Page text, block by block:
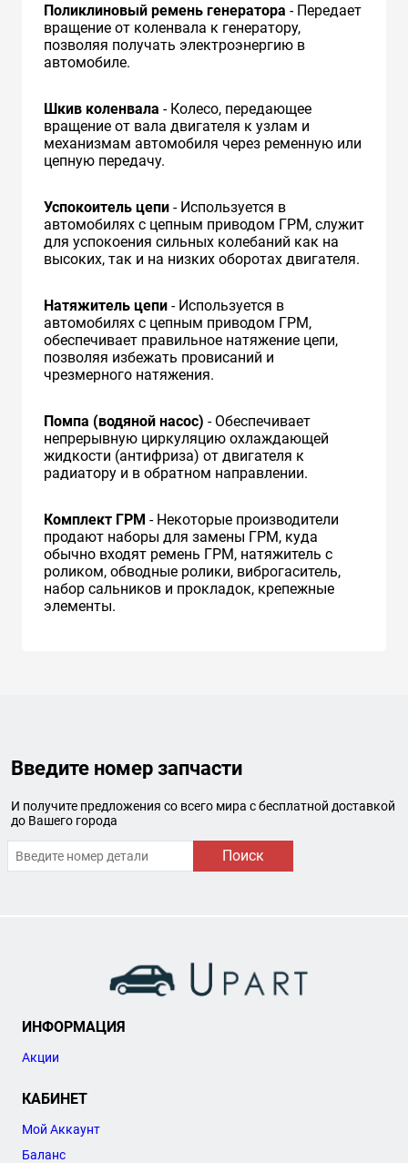
Поликлиновый ремень генератора - Передает
вращение от коленвала к генератору,
позволяя получать электроэнергию в
автомобиле.
Шкив коленвала - Колесо, передающее
вращение от вала двигателя к узлам и
механизмам автомобиля через ременную или
цепную передачу.
Успокоитель цепи - Используется в
автомобилях с цепным приводом ГРМ, служит
для успокоения сильных колебаний как на
высоких, так и на низких оборотах двигателя.
Натяжитель цепи - Используется в
автомобилях с цепным приводом ГРМ,
обеспечивает правильное натяжение цепи,
позволяя избежать провисаний и
чрезмерного натяжения.
Помпа (водяной насос) - Обеспечивает
непрерывную циркуляцию охлаждающей
жидкости (антифриза) от двигателя к
радиатору и в обратном направлении.
Комплект ГРМ - Некоторые производители
продают наборы для замены ГРМ, куда
обычно входят ремень ГРМ, натяжитель с
роликом, обводные ролики, виброгаситель,
набор сальников и прокладок, крепежные
элементы.
Введите номер запчасти
И получите предложения со всего мира с бесплатной доставкой
до Вашего города
Поиск
ИНФОРМАЦИЯ
Акции
КАБИНЕТ
Мой Аккаунт
Баланс